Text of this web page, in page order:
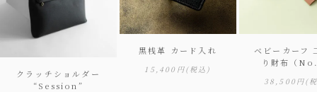
クラッチショルダー
“Session”
黒桟革 カード入れ
15,400円(税込)
ベビーカーフ
り財布（
38,500円(